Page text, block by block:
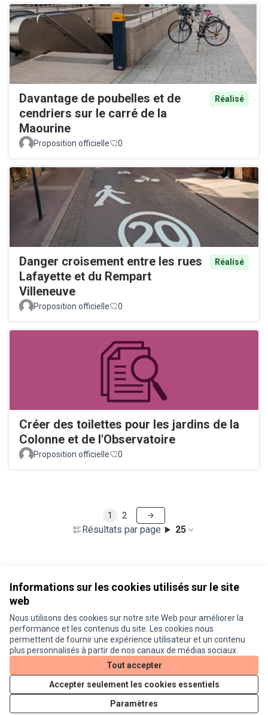
Informations sur les cookies utilisés sur le site
web
Nous utilisons des cookies sur notre site Web pour améliorer la
performance et les contenus du site. Les cookies nous
permettent de fournir une expérience utilisateur et un contenu
plus personnalisés à partir de nos canaux de médias sociaux.
Tout accepter
Accepter seulement les cookies essentiels
Paramètres
Davantage de poubelles et de
cendriers sur le carré de la
Maourine
Réalisé
Proposition officielle 0
Danger croisement entre les rues
Lafayette et du Rempart
Villeneuve
Réalisé
Proposition officielle 0
Créer des toilettes pour les jardins de la
Colonne et de l'Observatoire
Proposition officielle 0
Résultats par page : 25
1 2
Conditions d'utilisation
Paramètres des cookies
Je participe ! sur X
(Lien externe)
Je participe ! sur Facebook
Je participe ! sur Instagram
Site réalisé grâce aulogiciel libre Decidim .
Licence
(Lien